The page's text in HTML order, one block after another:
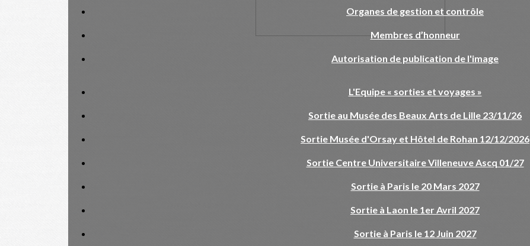
Organes de gestion et contrôle
Membres d’honneur
Autorisation de publication de l'image
L'Equipe « sorties et voyages »
Sortie au Musée des Beaux Arts de Lille 23/11/26
Sortie Musée d'Orsay et Hôtel de Rohan 12/12/2026
Sortie Centre Universitaire Villeneuve Ascq 01/27
Sortie à Paris le 20 Mars 2027
Sortie à Laon le 1er Avril 2027
Sortie à Paris le 12 Juin 2027